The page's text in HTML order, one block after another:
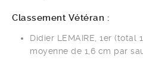
Classement Vétéran :
Didier LEMAIRE, 1er (total
moyenne de 1,6 cm par